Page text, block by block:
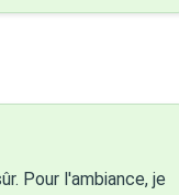
Pour l'ambiance, je